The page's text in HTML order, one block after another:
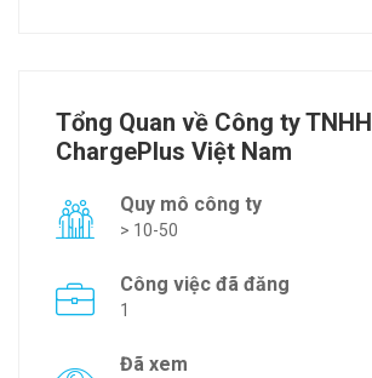
Tổng Quan về Công ty TNHH
ChargePlus Việt Nam
Quy mô công ty
> 10-50
Công việc đã đăng
1
Đã xem